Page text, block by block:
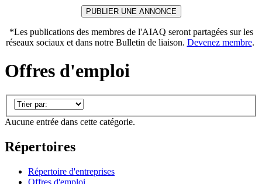
PUBLIER UNE ANNONCE
*Les publications des membres de l'AIAQ seront partagées sur les
réseaux sociaux et dans notre Bulletin de liaison. Devenez membre.
Offres d'emploi
Aucune entrée dans cette catégorie.
Répertoires
Répertoire d'entreprises
Offres d'emploi